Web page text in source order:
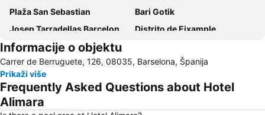
Plaža San Sebastian
Bari Gotik
Josep Tarradellas Barcelona–El Prat Airport
Distrito de Eixample
Barselonska luka
Gràcia
Sagrada Família Metro Station
Parallel Metro Station
Fira Barcelona
Olimpijska Luka
Informacije o objektu
Carrer de Berruguete, 126, 08035, Barselona, Španija
Prikaži više
Frequently Asked Questions about Hotel
Alimara